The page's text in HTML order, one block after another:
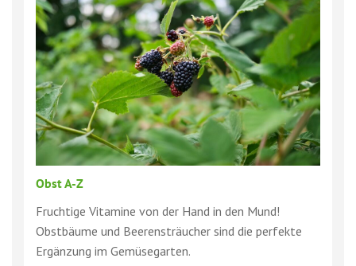
Obst A-Z
Fruchtige Vitamine von der Hand in den Mund!
Obstbäume und Beerensträucher sind die perfekte
Ergänzung im Gemüsegarten.